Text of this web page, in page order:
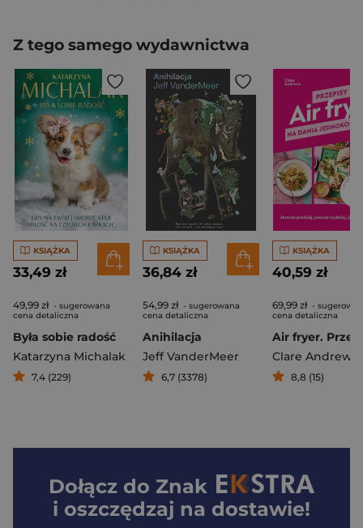
Z tego samego wydawnictwa
KSIĄŻKA
33,49 zł
49,99 zł - sugerowana
cena detaliczna
Była sobie radość
Katarzyna Michalak
7,4 (229)
KSIĄŻKA
36,84 zł
54,99 zł - sugerowana
cena detaliczna
Anihilacja
Jeff VanderMeer
6,7 (3378)
KSIĄŻKA
40,59 zł
69,99 zł -
cena detaliczna
Clare Andrews
8,8 (15)
Dołącz do Znak
i oszczędzaj na dostawie!